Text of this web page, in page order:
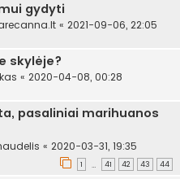
gydyti
« 2021-09-06, 22:05
skylėje?
« 2020-04-08, 00:28
pasaliniai marihuanos
« 2020-03-31, 19:35
1 … 41 42 43 44